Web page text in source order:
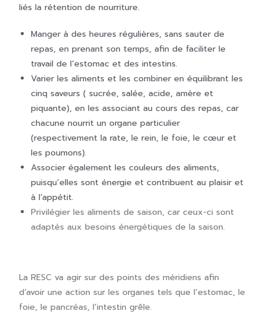
liés la rétention de nourriture.
Manger à des heures régulières, sans sauter de
repas, en prenant son temps, afin de faciliter le
travail de l’estomac et des intestins.
Varier les aliments et les combiner en équilibrant les
cinq saveurs ( sucrée, salée, acide, amère et
piquante), en les associant au cours des repas, car
chacune nourrit un organe particulier
(respectivement la rate, le rein, le foie, le cœur et
les poumons).
Associer également les couleurs des aliments,
puisqu’elles sont énergie et contribuent au plaisir et
à l’appétit.
Privilégier les aliments de saison, car ceux-ci sont
adaptés aux besoins énergétiques de la saison.
La RESC va agir sur des points des méridiens afin
d’avoir une action sur les organes tels que l’estomac, le
foie, le pancréas, l’intestin grêle.